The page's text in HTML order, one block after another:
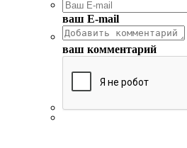
ваш E-mail
ваш комментарий